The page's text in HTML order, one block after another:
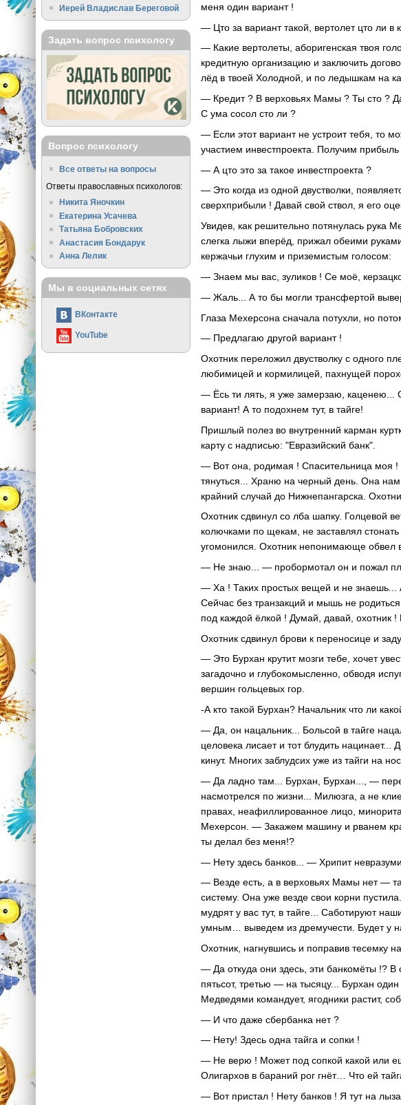
меня один вариант !
— Цто за вариант такой, вертолет цто ли в
— Какие вертолеты, аборигенская твоя
кредитную организацию и заключить
лёд в твоей Холодной, и по ледышкам на
— Кредит ? В верховьях Мамы ? Ты сто ?
С ума сосол сто ли ?
— Если этот вариант не устроит тебя, то
участием инвестпроекта. Получим
— А цто это за такое инвестпроекта ?
— Это когда из одной двустволки,
сверхприбыли ! Давай свой ствол, я его
Увидев, как решительно потянулась рука
слегка лыжи вперёд, прижал обеими
кержачьи глухим и приземистым голосом:
— Знаем мы вас, зуликов ! Се моё,
— Жаль... А то бы могли трансфертой
Глаза Мехерсона сначала потухли, но
— Предлагаю другой вариант !
Охотник переложил двустволку с одного
любимицей и кормилицей, пахнущей
— Ёсь ти лять, я уже замерзаю, каценею...
вариант! А то подохнем тут, в тайге!
Пришлый полез во внутренний карман
карту с надписью: "Евразийский банк".
— Вот она, родимая ! Спасительница моя !
тянуться... Храню на черный день. Она нам
крайний случай до Нижнепангарска.
Охотник сдвинул со лба шапку. Голцевой
колючками по щекам, не заставлял
угомонился. Охотник непонимающе обвел
— Не знаю... — пробормотал он и пожал
— Ха ! Таких простых вещей и не
Сейчас без транзакций и мышь не
под каждой ёлкой ! Думай, давай, охотник
Охотник сдвинул брови к переносице и
— Это Бурхан крутит мозги тебе, хочет
загадочно и глубокомысленно, обводя
вершин гольцевых гор.
-А кто такой Бурхан? Начальник что ли
— Да, он нацальник... Больсой в тайге
целовека лисает и тот блудить нацинает...
кинут. Многих заблудсих уже из тайги на
— Да ладно там... Бурхан, Бурхан..., —
насмотрелся по жизни... Милюзга, а не
правах, неафиллированное лицо,
Мехерсон. — Закажем машину и рванем
ты делал без меня!?
— Нету здесь банков... — Хрипит
— Везде есть, а в верховьях Мамы нет —
систему. Она уже везде свои корни
мудрят у вас тут, в тайге... Саботируют
умным… выведем из дремучести. Будет у
Охотник, нагнувшись и поправив тесемку
— Да откуда они здесь, эти банкомёты !?
пятьсот, третью — на тысяцу... Бурхан
Медведями командует, ягодники растит,
— И что даже сбербанка нет ?
— Нету! Здесь одна тайга и сопки !
— Не верю ! Может под сопкой какой или
Олигархов в бараний рог гнёт… Что ей
— Вот пристал ! Нету банков ! Я тут на
Иерей Владислав Береговой
Задать вопрос психологу
Вопрос психологу
Все ответы на вопросы
Ответы православных психологов:
Никита Яночкин
Екатерина Усачева
Татьяна Бобровских
Анастасия Бондарук
Анна Лелик
Мы в социальных сетях
ВКонтакте
YouTube